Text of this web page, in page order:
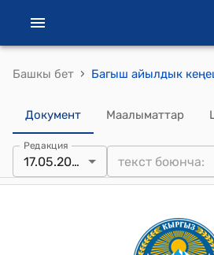
Башкы бет ›
Документ Маалыматтар
Редакция
17.05.2024